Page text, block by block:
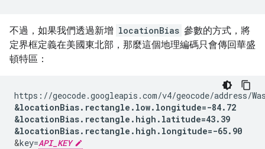
不過，如果我們透過新增 locationBias 參數的方式，將
定界框定義在美國東北部，那麼這個地理編碼只會傳回華盛
頓特區：
https://geocode.googleapis.com/v4/geocode/address/
&locationBias.rectangle.low.longitude=-84.72
&locationBias.rectangle.high.latitude=43.39
&locationBias.rectangle.high.longitude=-65.90
&key=API_KEY